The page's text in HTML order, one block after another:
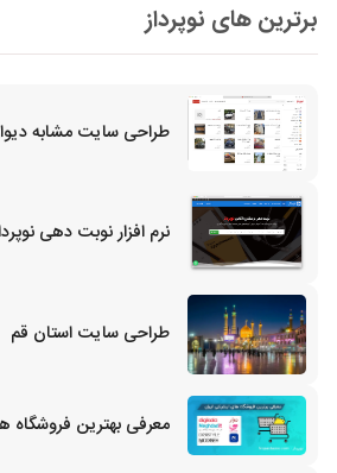
برترین های نوپرداز
طراحی سایت مشابه
نرم افزار نوبت دهی
طراحی سایت استان قم
معرفی بهترین فروشگاه